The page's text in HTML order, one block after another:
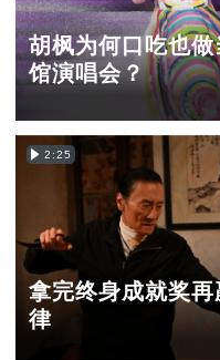
胡枫为何口吃也
馆演唱会？
2:25
拿完终身成就奖
律